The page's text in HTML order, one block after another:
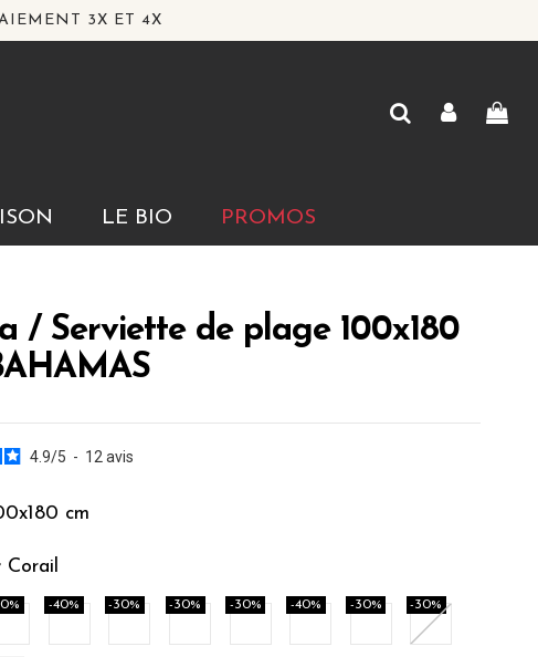
3X ET 4X
LE BIO PROMOS
/ Serviette de plage 100x180
4.9/5 - 12avis
cm
Corail
-40% -30% -30% -30% -40% -30%
Sauge
-30%
Eucalyptus